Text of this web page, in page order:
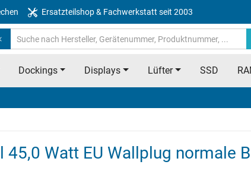
Ersatzteilshop & Fachwerkstatt seit 2003
Dockings Displays Lüfter SSD
45,0 Watt EU Wallplug normale